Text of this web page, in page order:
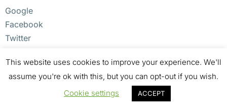
Google
Facebook
Twitter
If You decide to register through or otherwise grant us
access to a Third-Party Social Media Service, We may
collect Personal data that is already associated with
This website uses cookies to improve your experience. We'll
assume you're ok with this, but you can opt-out if you wish.
Cookie settings
ACCEPT